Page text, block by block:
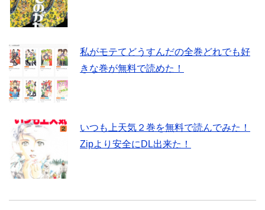
私がモテてどうすんだの全巻どれでも好
きな巻が無料で読めた！
いつも上天気２巻を無料で読んでみた！
Zipより安全にDL出来た！